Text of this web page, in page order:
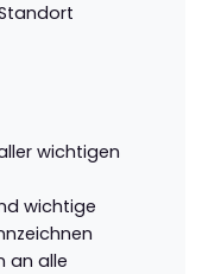
wichtigen
wichtige
an alle